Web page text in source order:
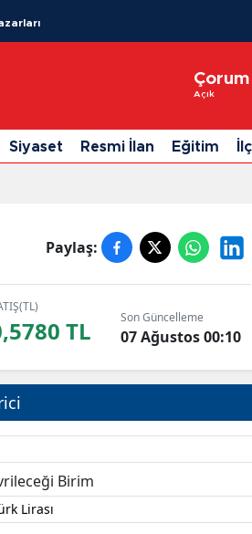
Çorum
Açık
Ağrı
Ankara
Bingöl
Siyaset Resmi İlan Eğitim
Paylaş:
TL Son Güncelleme
07 Ağustos 00:10
Birim